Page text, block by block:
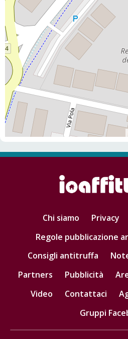
Chi siamo Privacy
Regole pubblicazione
Consigli antitruffa
Partners
Pubblicità
Video
Contattaci
Gruppi